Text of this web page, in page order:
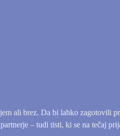
ali brez. Da bi lahko
– tudi tisti, ki se na tečaj